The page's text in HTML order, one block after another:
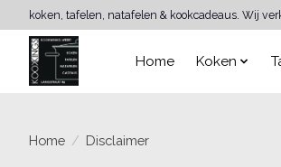
koken, tafelen, natafelen & kookcadeaus. Wij
Home Koken
Home / Disclaimer